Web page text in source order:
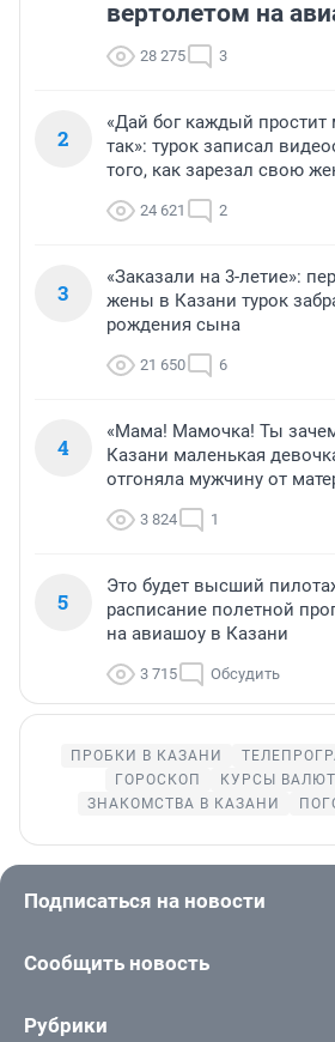
вертолетом на
28 275 3
2
«Дай бог каждый простит
так»: турок записал
того, как зарезал свою
24 621 2
3
«Заказали на 3-летие»:
жены в Казани турок
рождения сына
21 650 6
4
«Мама! Мамочка! Ты
Казани маленькая
отгоняла мужчину от
3 824 1
5
Это будет высший
расписание полетной
на авиашоу в Казани
3 715 Обсудить
ПРОБКИ В КАЗАНИ
ГОРОСКОП
КУРСЫ
ЗНАКОМСТВА В КАЗАНИ
Подписаться на новости
Сообщить новость
Рубрики